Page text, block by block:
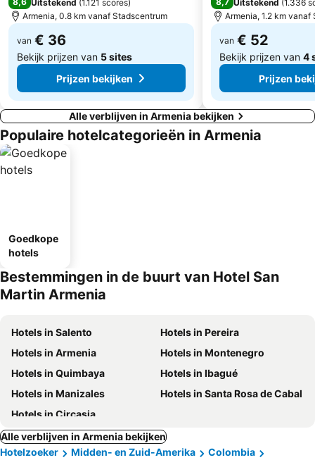
Uitstekend (1.121 scores)
Armenia, 0.8 km vanaf Stadscentrum
van € 36
Bekijk prijzen van 5 sites
Prijzen bekijken
Uitstekend (1.336
Armenia, 1.2 km vanaf
van € 52
Bekijk prijzen van 4
Prijzen
Alle verblijven in Armenia bekijken
Populaire hotelcategorieën in Armenia
Goedkope
hotels
Bestemmingen in de buurt van Hotel San
Martin Armenia
Hotels in Salento
Hotels in Pereira
Hotels in Armenia
Hotels in Montenegro
Hotels in Quimbaya
Hotels in Ibagué
Hotels in Manizales
Hotels in Santa Rosa de Cabal
Hotels in Circasia
Alle verblijven in Armenia bekijken
Hotelzoeker
Midden- en Zuid-Amerika
Colombia